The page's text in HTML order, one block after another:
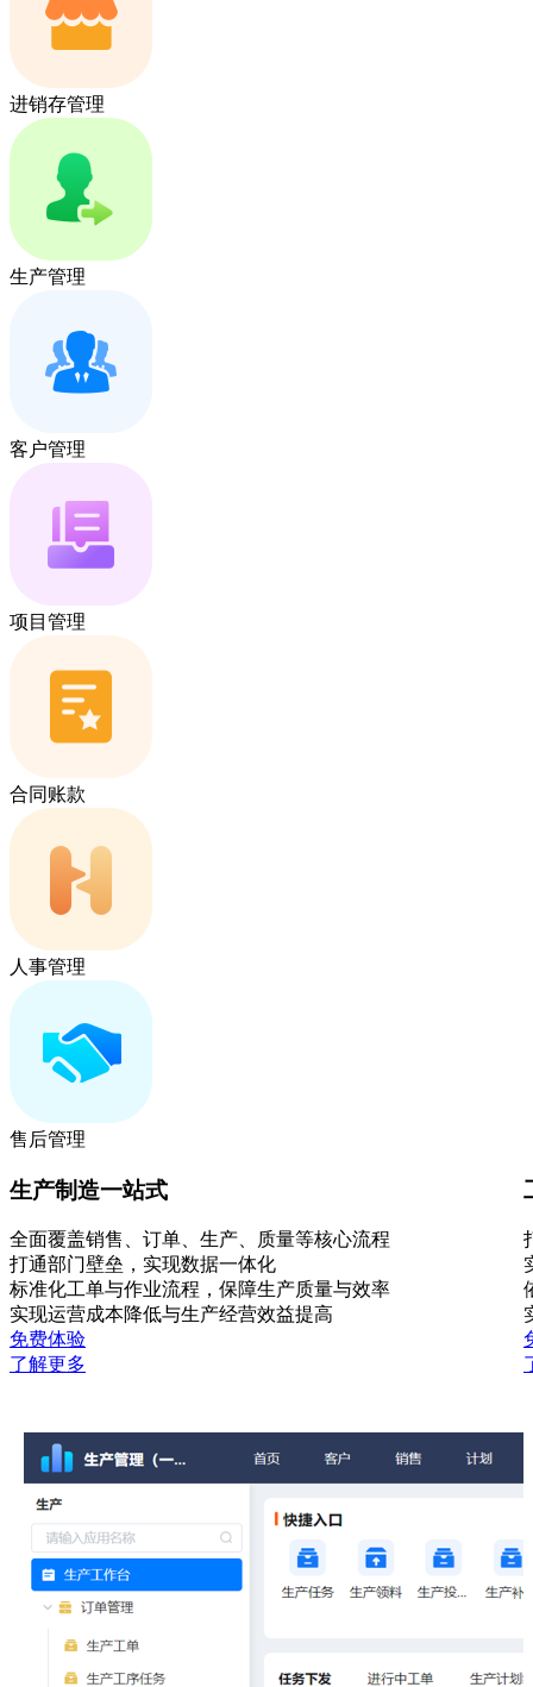
进销存管理
生产管理
客户管理
项目管理
合同账款
人事管理
售后管理
生产制造一站式
全面覆盖销售、订单、生产、质量等核心流程
打通部门壁垒，实现数据一体化
标准化工单与作业流程，保障生产质量与效率
实现运营成本降低与生产经营效益提高
免费体验
了解更多